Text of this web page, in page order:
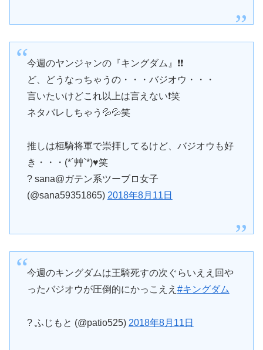
今週のヤンジャンの『キングダム』❗❗
ど、どうなっちゃうの・・・バジオウ・・・
言いたいけどこれ以上は言えない❗笑
ネタバレしちゃう💦💦笑
推しは桓騎将軍で崇拝してるけど、バジオウも好
き・・・(*´艸`*)♥笑
? sana@ガテン系ツーブロ女子
(@sana59351865) 2018年8月11日
今週のキングダムは王騎死すの次ぐらいええ回や
ったバジオウが圧倒的にかっこええ #キングダム
? ふじもと (@patio525) 2018年8月11日